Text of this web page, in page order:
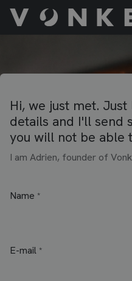
Se rendre au contenu
Hi, we just met.
details and I'll send
you will not be able
I am Adrien, founder of
Name *
E-mail *